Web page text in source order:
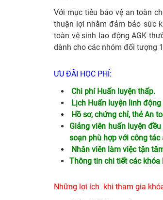
Với mục tiêu bảo vệ an toàn
thuận lợi nhằm đảm bảo sức
toàn vệ sinh lao động AGK
dành cho các nhóm đối tượng
ƯU ĐÃI HỌC PHÍ:
Chi phí Huấn luyện thấp.
Lịch Huấn luyện linh
Hồ sơ, chứng chỉ, thẻ An
Giảng viên huấn luyện
soạn phù hợp với công
Nhân viên làm việc tận
Thông tin chi tiết các khóa
Những lợi ích khi tham gia